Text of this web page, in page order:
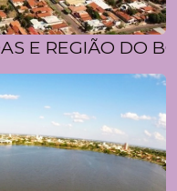
E REGIÃO DO